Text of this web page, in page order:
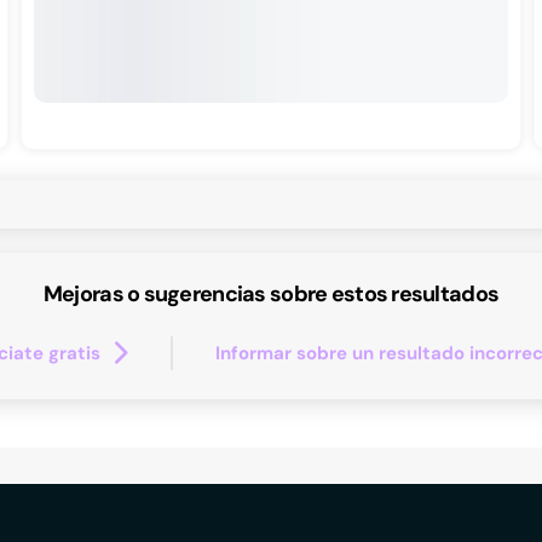
Mejoras o sugerencias sobre estos resultados
gratis Informar sobre un resultado